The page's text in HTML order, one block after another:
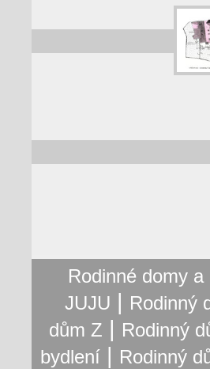
Rodinné domy
JUJU | Rodinný
dům Z | Rodinný
bydlení | Rodinný